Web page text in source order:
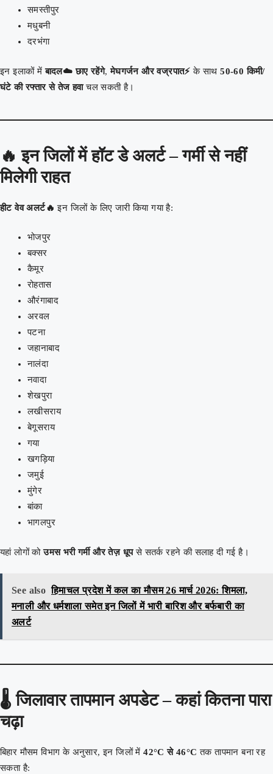
समस्तीपुर
मधुबनी
दरभंगा
इन इलाकों मेंबादल☁️ छाए रहेंगे,मेघगर्जन और वज्रपात⚡ के साथ50-60 किमी/
घंटे की रफ्तार से तेज हवाचल सकती है।
🔥इन जिलों में हॉट डे अलर्ट – गर्मी से नहीं
मिलेगी राहत
हीट वेव अलर्ट🔥 इन जिलों के लिए जारी किया गया है:
भोजपुर
बक्सर
कैमूर
रोहतास
औरंगाबाद
अरवल
पटना
जहानाबाद
नालंदा
नवादा
शेखपुरा
लखीसराय
बेगूसराय
गया
खगड़िया
जमुई
मुंगेर
बांका
भागलपुर
यहां लोगों कोउमस भरी गर्मी और तेज़ धूपसे सतर्क रहने की सलाह दी गई है।
See also हिमाचल प्रदेश में कल का मौसम 26 मार्च 2026: शिमला,
मनाली और धर्मशाला समेत इन जिलों में भारी बारिश और बर्फबारी का
अलर्ट
🌡️जिलावार तापमान अपडेट – कहां कितना पारा
चढ़ा
बिहार मौसम विभाग के अनुसार, इन जिलों में42°C से 46°C तक तापमान बना रह
सकता है: